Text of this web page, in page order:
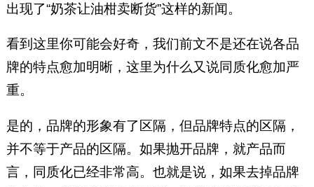
出现了“奶茶让油柑卖断货”这样的新闻。
看到这里你可能会好奇，我们前文不是还在说各品
牌的特点愈加明晰，这里为什么又说同质化愈加严
重。
是的，品牌的形象有了区隔，但品牌特点的区隔，
并不等于产品的区隔。如果抛开品牌，就产品而
言，同质化已经非常高。也就是说，如果去掉品牌